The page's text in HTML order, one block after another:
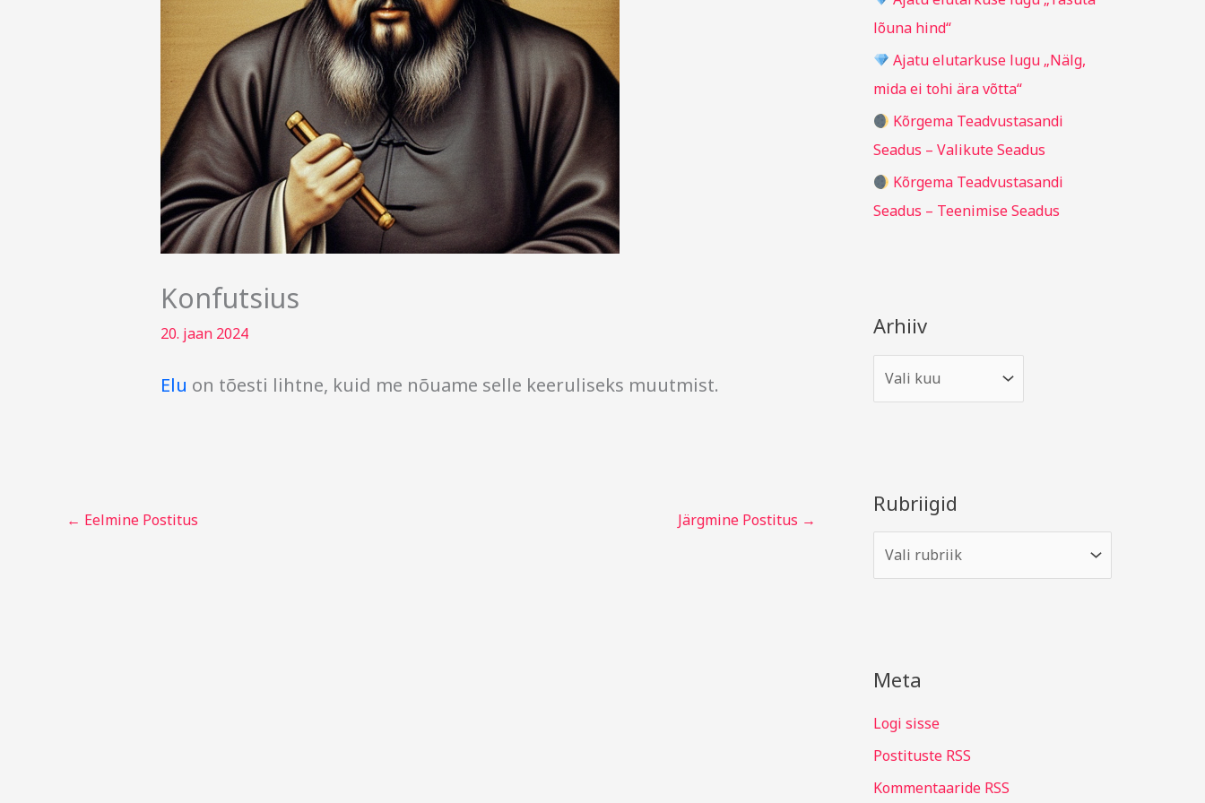
Konfutsius
20. jaan 2024
Elu on tõesti lihtne, kuid me nõuame selle keeruliseks muutmist.
← Eelmine Postitus Järgmine Postitus →
:lõuna hind“
Ajatu elutarkuse lugu „Nälg,
mida ei tohi ära võtta“
Kõrgema Teadvustasandi
Seadus – Valikute Seadus
Kõrgema Teadvustasandi
Seadus – Teenimise Seadus
Arhiiv
Rubriigid
Meta
Logi sisse
Postituste RSS
Kommentaaride RSS